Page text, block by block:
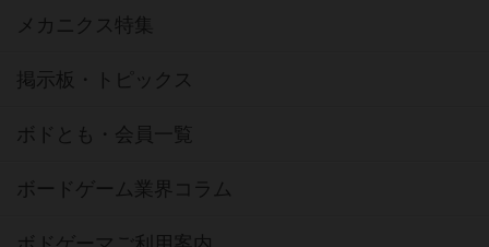
メカニクス特集
掲示板・トピックス
ボドとも・会員一覧
ボードゲーム業界コラム